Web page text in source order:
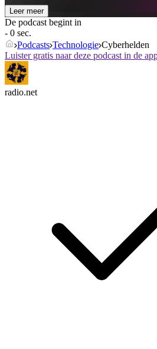
Leer meer
De podcast begint in
- 0 sec.
Podcasts Technologie Cyberhelden
Luister gratis naar deze podcast in de
radio.net